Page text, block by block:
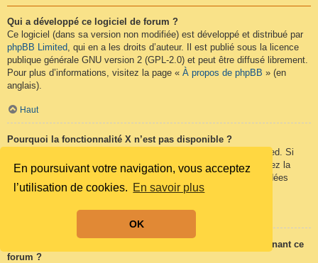
En poursuivant votre navigation, vous acceptez
l’utilisation de cookies. En savoir plus
OK
Qui a développé ce logiciel de forum ?
Ce logiciel (dans sa version non modifiée) est développé et distribué par
phpBB Limited, qui en a les droits d’auteur. Il est publié sous la licence
publique générale GNU version 2 (GPL-2.0) et peut être diffusé librement.
Pour plus d’informations, visitez la page « À propos de phpBB » (en
anglais).
Haut
Pourquoi la fonctionnalité X n’est pas disponible ?
Ce logiciel a été développé et mis sous licence par phpBB Limited. Si
vous pensez qu’une fonctionnalité nécessite d’être ajoutée, visitez la
phpBB Ideas
(en anglais) où vous pouvez voter pour des idées
proposées ou en suggérer de nouvelles.
Qui contacter pour les abus ou les questions légales concernant ce
forum ?